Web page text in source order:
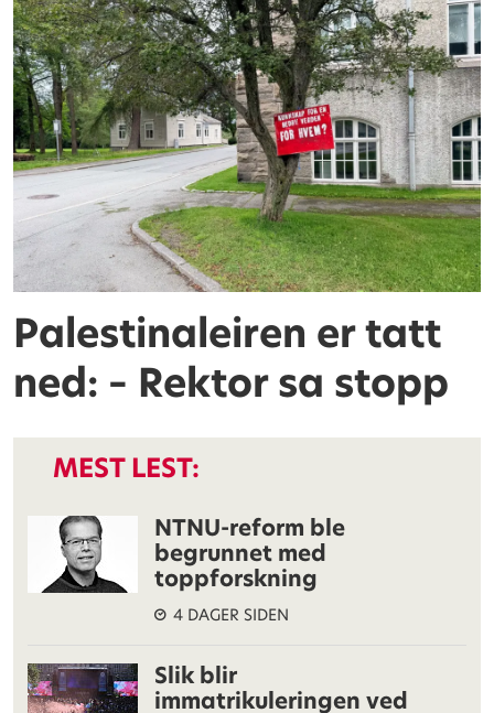
Palestinaleiren er tatt
ned: – Rektor sa stopp
MEST LEST:
NTNU-reform ble
begrunnet med
toppforskning
4 DAGER SIDEN
Slik blir
immatrikuleringen ved